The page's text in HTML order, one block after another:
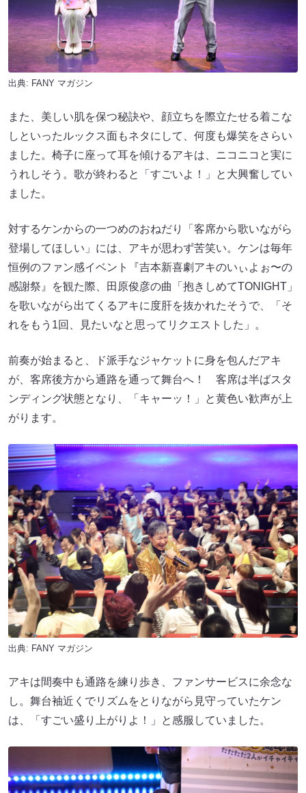
出典: FANY マガジン
また、美しい肌を保つ秘訣や、顔立ちを際立たせる着こな
しといったルックス面もネタにして、何度も爆笑をさらい
ました。椅子に座って耳を傾けるアキは、ニコニコと実に
うれしそう。歌が終わると「すごいよ！」と大興奮してい
ました。
対するケンからの一つめのおねだり「客席から歌いながら
登場してほしい」には、アキが思わず苦笑い。ケンは毎年
恒例のファン感イベント『吉本新喜劇アキのいぃよぉ〜の
感謝祭』を観た際、田原俊彦の曲「抱きしめてTONIGHT」
を歌いながら出てくるアキに度肝を抜かれたそうで、「そ
れをもう1回、見たいなと思ってリクエストした」。
前奏が始まると、ド派手なジャケットに身を包んだアキ
が、客席後方から通路を通って舞台へ！ 客席は半ばスタ
ンディング状態となり、「キャーッ！」と黄色い歓声が上
がります。
出典: FANY マガジン
アキは間奏中も通路を練り歩き、ファンサービスに余念な
し。舞台袖近くでリズムをとりながら見守っていたケン
は、「すごい盛り上がりよ！」と感服していました。